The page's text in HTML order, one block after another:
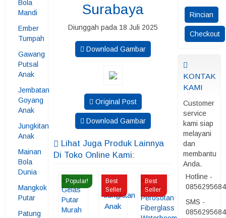
Bola
Mandi
Ember
Tumpah
Gawang
Putsal
Anak
Jembatan
Goyang
Anak
Jungkitan
Anak
Mainan
Bola
Dunia
Mangkok
Putar
Patung
Surabaya
Diunggah pada 18 Juli 2025
Download Gambar
Original Post
Download Gambar
Lihat Juga Produk Lainnya
Di Toko Online Kami:
Popular!
Best
Seller
Jungkitan
Anak
Best
Seller
Rincian
Checkout
KONTAK
KAMI
Customer
service
kami siap
melayani
dan
membantu
Anda.
Hotline -
SMS -